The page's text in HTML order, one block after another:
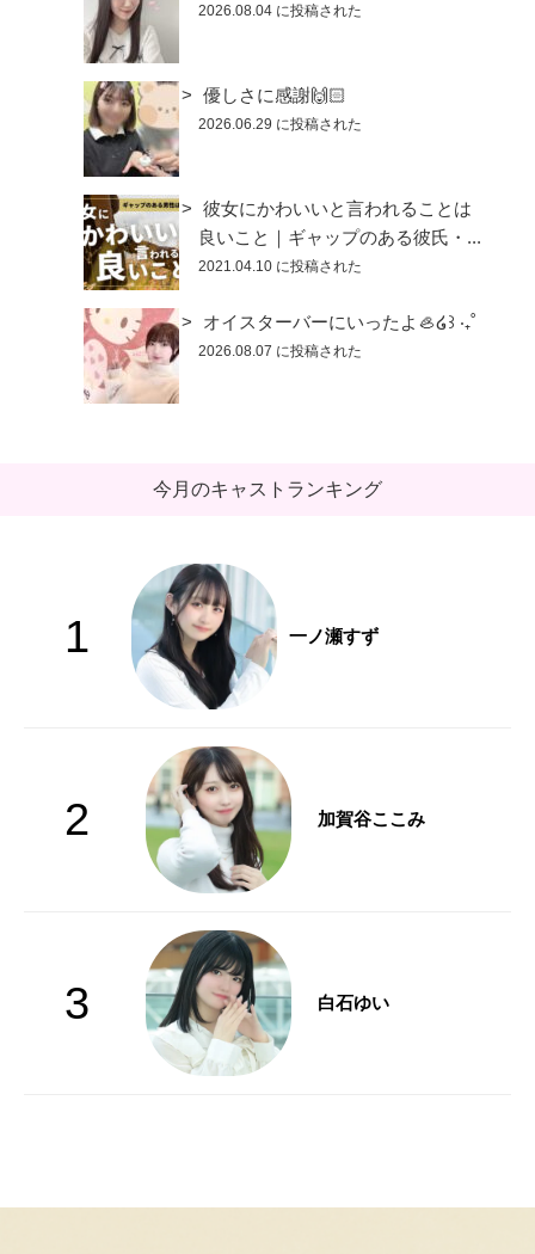
2026.08.04 に投稿された
優しさに感謝🙌🏻
2026.06.29 に投稿された
彼女にかわいいと言われることは
良いこと｜ギャップのある彼氏・...
2021.04.10 に投稿された
オイスターバーにいったよ🦪໒꒱ ‧₊˚
2026.08.07 に投稿された
今月のキャストランキング
1 一ノ瀬すず
2 加賀谷ここみ
3 白石ゆい